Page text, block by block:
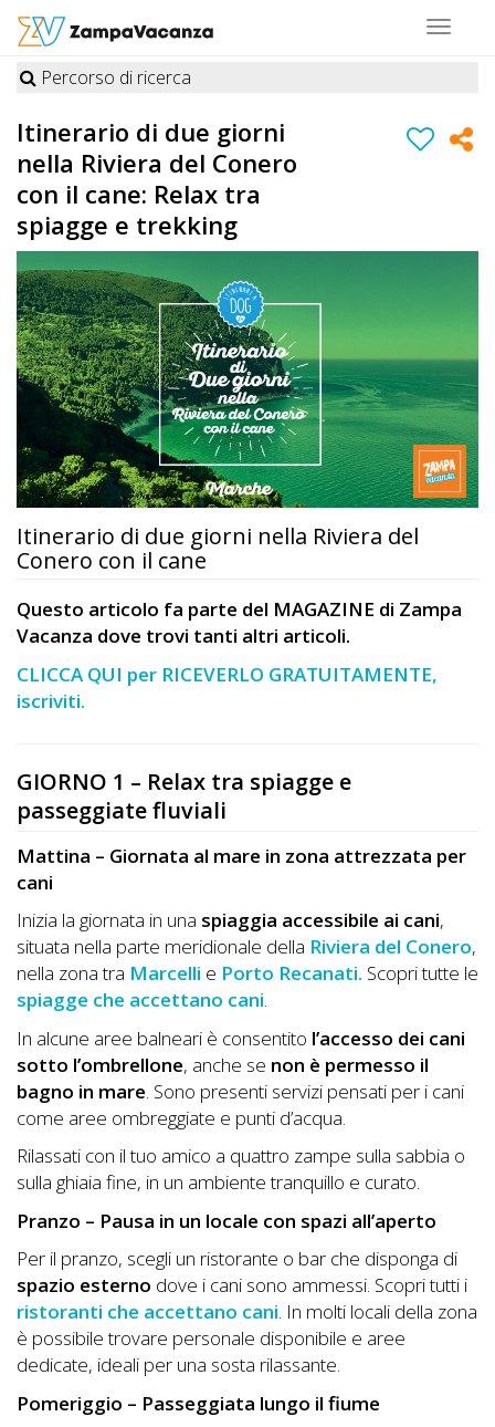
Toggle
STRUTTURE
A
DOG
LUOGHI
A
DOG
OFFERTE
A
DOG
INFO
A
DOG
CHIEDI
CODICE
SCONTO
Video
Tutorial
Lavora
con
Noi
Inserisci
Attività
Accedi
Registrati
Percorso di ricerca
Itinerario di due giorni
nella Riviera del Conero
con il cane: Relax tra
spiagge e trekking
Itinerario di due giorni nella Riviera del
Conero con il cane
Questo articolo fa parte del MAGAZINE di Zampa
Vacanza dove trovi tanti altri articoli.
CLICCA QUI per RICEVERLO GRATUITAMENTE,
iscriviti.
GIORNO 1 – Relax tra spiagge e
passeggiate fluviali
Mattina – Giornata al mare in zona attrezzata per
cani
Inizia la giornata in una spiaggia accessibile ai cani,
situata nella parte meridionale della Riviera del Conero,
nella zona tra Marcelli e Porto Recanati. Scopri tutte le
spiagge che accettano cani.
In alcune aree balneari è consentito l’accesso dei cani
sotto l’ombrellone, anche se non è permesso il
bagno in mare. Sono presenti servizi pensati per i cani
come aree ombreggiate e punti d’acqua.
Rilassati con il tuo amico a quattro zampe sulla sabbia o
sulla ghiaia fine, in un ambiente tranquillo e curato.
Pranzo – Pausa in un locale con spazi all’aperto
Per il pranzo, scegli un ristorante o bar che disponga di
spazio esterno dove i cani sono ammessi. Scopri tutti i
ristoranti che accettano cani. In molti locali della zona
è possibile trovare personale disponibile e aree
dedicate, ideali per una sosta rilassante.
Pomeriggio – Passeggiata lungo il fiume